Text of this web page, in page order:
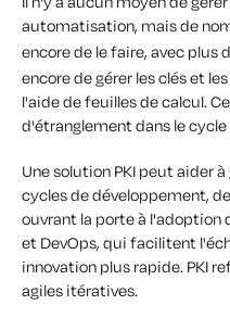
automatisation, mais de
encore de le faire, avec plus
encore de gérer les clés et
l'aide de feuilles de calcul.
d'étranglement dans le
Une solution PKI peut aider
cycles de développement,
ouvrant la porte à l'adoption
et DevOps, qui facilitent
innovation plus rapide. PKI
agiles itératives.